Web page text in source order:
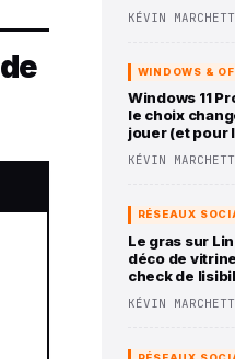
KÉVIN
WINDOWS &
Windows 11
le choix
jouer (et pour
KÉVIN
RÉSEAUX
Le gras sur
déco de
check de
KÉVIN